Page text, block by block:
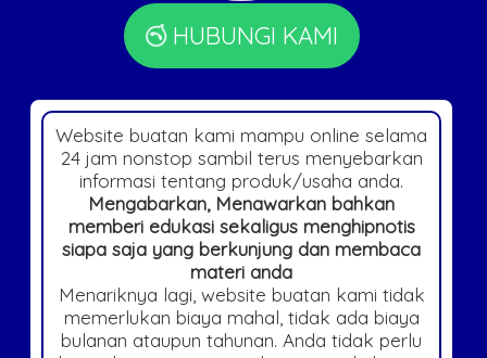
HUBUNGI KAMI
Website buatan kami mampu online selama
24 jam nonstop sambil terus menyebarkan
informasi tentang produk/usaha anda.
Mengabarkan, Menawarkan bahkan
memberi edukasi sekaligus menghipnotis
siapa saja yang berkunjung dan membaca
materi anda
Menariknya lagi, website buatan kami tidak
memerlukan biaya mahal, tidak ada biaya
bulanan ataupun tahunan. Anda tidak perlu